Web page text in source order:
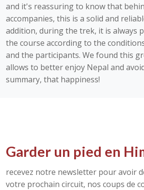
and it's reassuring to know that
accompanies, this is a solid and
addition, during the trek, it is always
the course according to the
and the participants. We found this
allows to better enjoy Nepal and
summary, that happiness!
Garder un pied en
recevez notre newsletter pour avoir
votre prochain circuit, nos coups de